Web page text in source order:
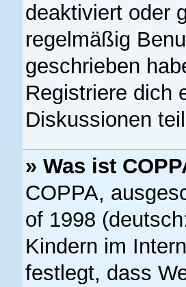
deaktiviert oder
regelmäßig
geschrieben
Registriere dich
Diskussionen
» Was ist
COPPA,
of 1998
Kindern im
festlegt, dass